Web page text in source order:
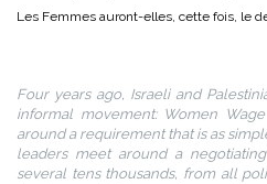
Les Femmes auront-elles, cette fois, le
Four years ago, Israeli and
informal movement: Women
around a requirement that is as
leaders meet around a
several tens thousands, from all